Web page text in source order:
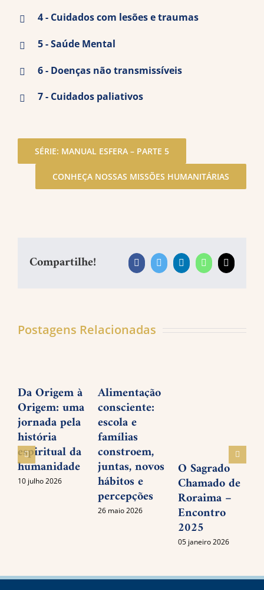
4 - Cuidados com lesões e traumas
5 - Saúde Mental
6 - Doenças não transmissíveis
7 - Cuidados paliativos
SÉRIE: MANUAL ESFERA – PARTE 5
CONHEÇA NOSSAS MISSÕES HUMANITÁRIAS
Compartilhe! FacebookTwitterLinkedInWhatsApp
E-
mail
Postagens Relacionadas
Da Origem à
Origem: uma
jornada pela
história
espiritual da
humanidade
10 julho 2026
Alimentação
consciente:
escola e
famílias
constroem,
juntas, novos
hábitos e
percepções
26 maio 2026
O Sagrado
Chamado de
Roraima –
Encontro
2025
05 janeiro 2026